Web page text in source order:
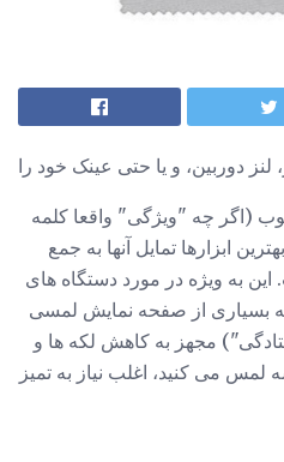
دوربین، و یا حتی عینک خود را
(اگر چه "ویژگی" واقعا کلمه
ابزارها تمایل آنها به جمع
به ویژه در مورد دستگاه های
از صفحه نمایش لمسی
مجهز به کاهش لکه ها و
می کنید، اغلب نیاز به تمیز